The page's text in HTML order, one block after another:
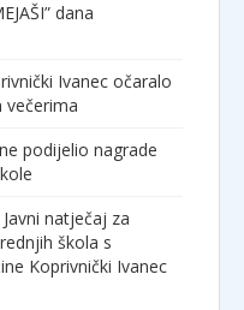
dana
Ivanec očaralo
večerima
podijelio nagrade
natječaj za
škola s
Koprivnički Ivanec